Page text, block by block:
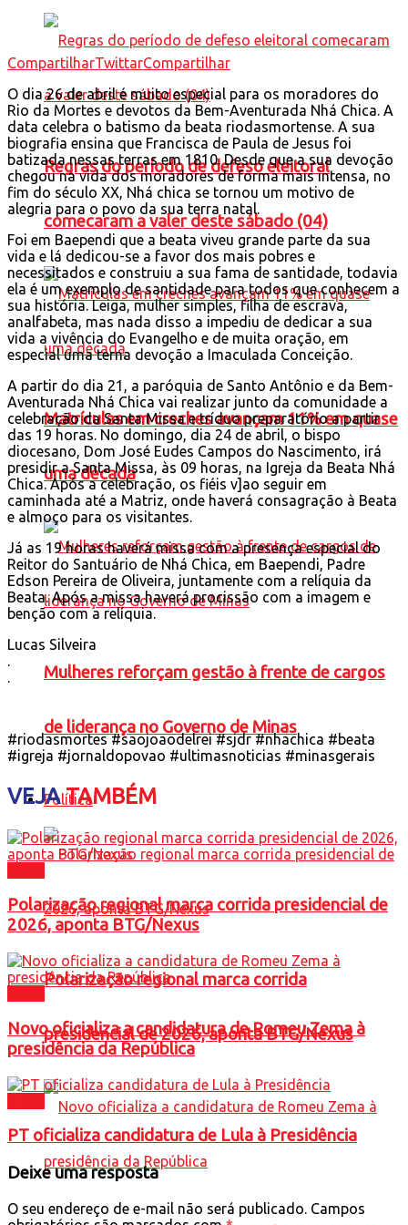
Regras do período de defeso eleitoral
comecaram a valer deste sábado (04)
Matrículas em creches avançam 11% em quase
uma década
Mulheres reforçam gestão à frente de cargos
de liderança no Governo de Minas
Política
Polarização regional marca corrida
presidencial de 2026, aponta BTG/Nexus
CompartilharTwittarCompartilhar
O dia 26 de abril é muito especial para os moradores do
Rio da Mortes e devotos da Bem-Aventurada Nhá Chica. A
data celebra o batismo da beata riodasmortense. A sua
biografia ensina que Francisca de Paula de Jesus foi
batizada nessas terras em 1810. Desde que a sua devoção
chegou na vida dos moradores de forma mais intensa, no
fim do século XX, Nhá chica se tornou um motivo de
alegria para o povo da sua terra natal.
Foi em Baependi que a beata viveu grande parte da sua
vida e lá dedicou-se a favor dos mais pobres e
necessitados e construiu a sua fama de santidade, todavia
ela é um exemplo de santidade para todos que conhecem a
sua história. Leiga, mulher simples, filha de escrava,
analfabeta, mas nada disso a impediu de dedicar a sua
vida a vivência do Evangelho e de muita oração, em
especial uma terna devoção a Imaculada Conceição.
A partir do dia 21, a paróquia de Santo Antônio e da Bem-
Aventurada Nhá Chica vai realizar junto da comunidade a
celebração da Santa Missa e tríduo preparatório a partir
das 19 horas. No domingo, dia 24 de abril, o bispo
diocesano, Dom José Eudes Campos do Nascimento, irá
presidir a Santa Missa, às 09 horas, na Igreja da Beata Nhá
Chica. Após a celebração, os fiéis v]ao seguir em
caminhada até a Matriz, onde haverá consagração à Beata
e almoço para os visitantes.
Já as 19 horas haverá missa com a presença especial do
Reitor do Santuário de Nhá Chica, em Baependi, Padre
Edson Pereira de Oliveira, juntamente com a relíquia da
Beata. Após a missa haverá procissão com a imagem e
benção com a relíquia.
Lucas Silveira
.
.
#riodasmortes #saojoaodelrei #sjdr #nhachica #beata
#igreja #jornaldopovao #ultimasnoticias #minasgerais
VEJATAMBÉM
Polarização regional marca corrida presidencial de
2026, aponta BTG/Nexus
Novo oficializa a candidatura de Romeu Zema à
presidência da República
PT oficializa candidatura de Lula à Presidência
Deixe uma resposta
O seu endereço de e-mail não será publicado. Campos